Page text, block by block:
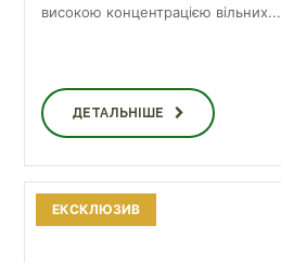
високою концентрацією вільних...
ДЕТАЛЬНІШЕ
ЕКСКЛЮЗИВ